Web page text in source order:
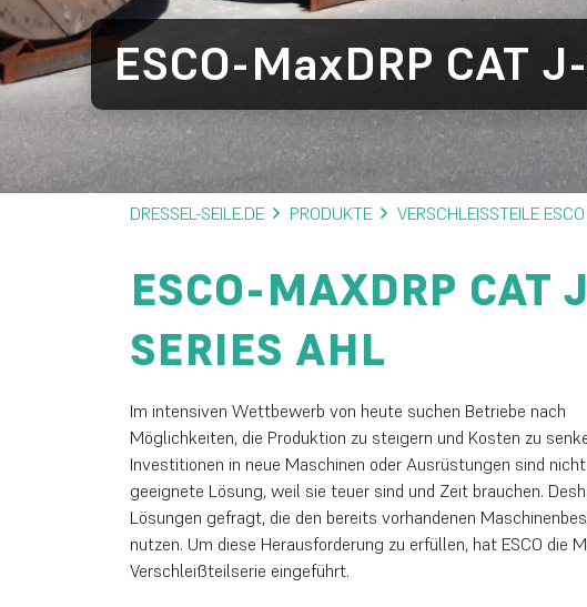
ESCO-MaxDRP CAT
DRESSEL-SEILE.DE PRODUKTE VERSCHLEISSTEILE ESCO
ESCO-MAXDRP CAT
SERIES AHL
Im intensiven Wettbewerb von heute suchen Betriebe nach
Möglichkeiten, die Produktion zu steigern und Kosten zu
Investitionen in neue Maschinen oder Ausrüstungen sind
geeignete Lösung, weil sie teuer sind und Zeit brauchen.
Lösungen gefragt, die den bereits vorhandenen
nutzen. Um diese Herausforderung zu erfüllen, hat ESCO die
Verschleißteilserie eingeführt.